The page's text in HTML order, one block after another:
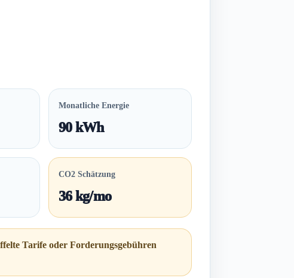
Monatliche Energie
90 kWh
CO2 Schätzung
36 kg/mo
Tarife oder Forderungsgebühren